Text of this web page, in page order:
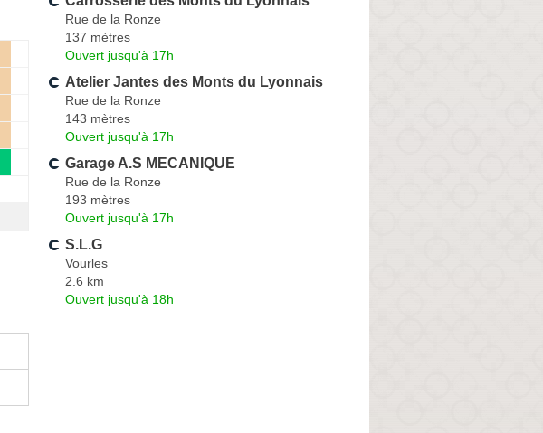
Rue de la Ronze
137 mètres
Ouvert jusqu'à 17h
Atelier Jantes des Monts du Lyonnais
Rue de la Ronze
143 mètres
Ouvert jusqu'à 17h
Garage A.S MECANIQUE
Rue de la Ronze
193 mètres
Ouvert jusqu'à 17h
S.L.G
Vourles
2.6 km
Ouvert jusqu'à 18h